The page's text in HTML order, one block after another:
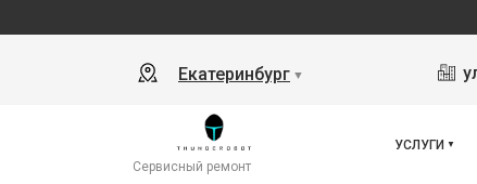
Екатеринбург ▼
Сервисный ремонт
УСЛУГИ